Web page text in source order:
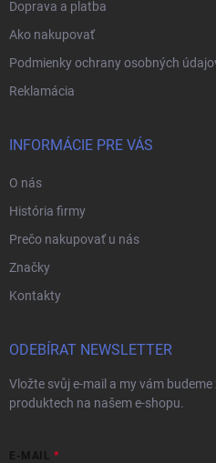
Doprava a platba
Ako nakupovať
Podmienky ochrany osobných
Reklamácia
INFORMÁCIE PRE VÁS
O nás
História firmy
Prečo nakupovať u nás
Značky
Kontakty
ODEBÍRAT NEWSLETTER
Vložte svůj e-mail a my vám
produktech na našem e-shopu.
E-MAIL